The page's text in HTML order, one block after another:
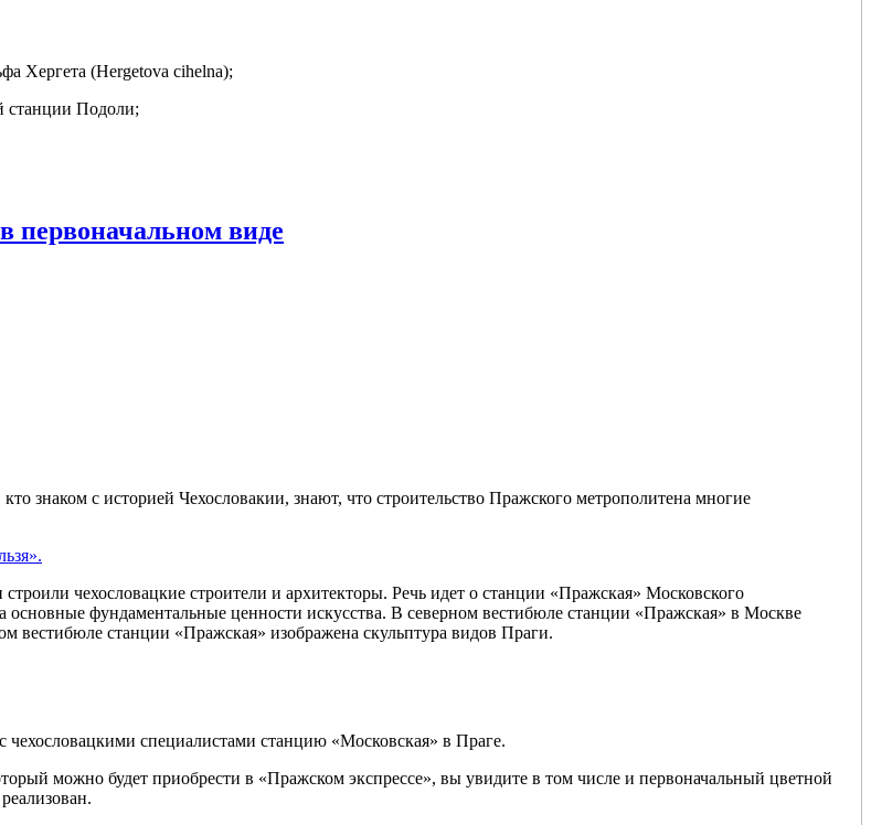
Хергета (Hergetova cihelna);
станции Подоли;
первоначальном виде
знаком с историей Чехословакии, знают, что строительство Пражского метрополитена многие
чехословацкие строители и архитекторы. Речь идет о станции «Пражская» Московского
основные фундаментальные ценности искусства. В северном вестибюле станции «Пражская» в Москве
вестибюле станции «Пражская» изображена скульптура видов Праги.
чехословацкими специалистами станцию «Московская» в Праге.
можно будет приобрести в «Пражском экспрессе», вы увидите в том числе и первоначальный цветной